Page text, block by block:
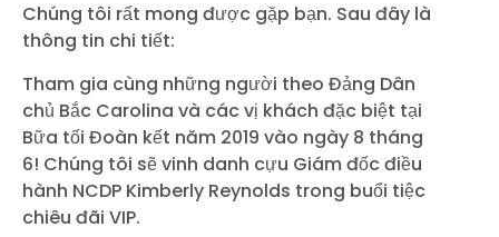
Chúng tôi rất mong được gặp bạn. Sau đây là
thông tin chi tiết:
Tham gia cùng những người theo Đảng Dân
chủ Bắc Carolina và các vị khách đặc biệt tại
Bữa tối Đoàn kết năm 2019 vào ngày 8 tháng
6! Chúng tôi sẽ vinh danh cựu Giám đốc điều
hành NCDP Kimberly Reynolds trong buổi tiệc
chiêu đãi VIP.